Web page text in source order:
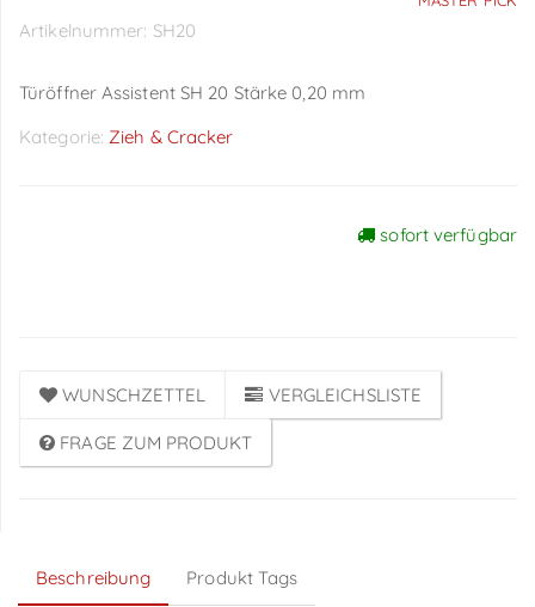
Artikelnummer: SH20
Türöffner Assistent SH 20 Stärke 0,20 mm
Kategorie: Zieh & Cracker
sofort verfügbar
WUNSCHZETTEL VERGLEICHSLISTE
FRAGE ZUM PRODUKT
Beschreibung Produkt Tags